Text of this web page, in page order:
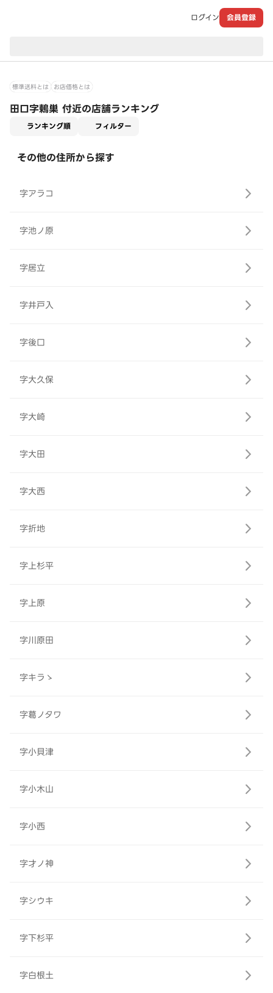
ログイン 会員登録
標準送料とは お店価格とは
田口字鶇巣 付近の店舗ランキング
ランキング順 フィルター
その他の住所から探す
字アラコ
字池ノ原
字居立
字井戸入
字後口
字大久保
字大崎
字大田
字大西
字折地
字上杉平
字上原
字川原田
字キラゝ
字葛ノタワ
字小貝津
字小木山
字小西
字才ノ神
字シウキ
字下杉平
字白根土